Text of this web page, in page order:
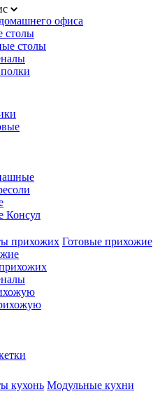
офиса
столы
столы
Консул
прихожих Готовые прихожие
кухонь Модульные кухни